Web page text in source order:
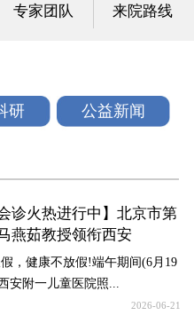
专家团队 来院路线
研 公益新闻
诊火热进行中】北京市第
燕茹教授领衔西安
，健康不放假!端午期间(6月19
安附一儿童医院照...
2026-06-21